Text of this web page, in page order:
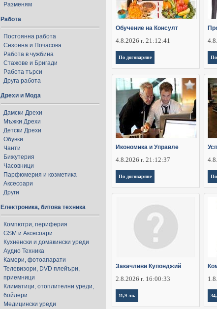
Разменям
Работа
Постоянна работа
Сезонна и Почасова
Работа в чужбина
Стажове и Бригади
Работа търси
Друга работа
Дрехи и Мода
Дамски Дрехи
Мъжки Дрехи
Детски Дрехи
Обувки
Чанти
Бижутерия
Часовници
Парфюмерия и козметика
Аксесоари
Други
Електроника, битова техника
Компютри, периферия
GSM и Аксесоари
Кухненски и домакински уреди
Аудио Техника
Камери, фотоапарати
Телевизори, DVD плейъри,
приемници
Климатици, отоплителни уреди,
бойлери
Медицински уреди
Обучение на Консулт
4.8.2026 г. 21:12:41
По договаряне По
Икономика и Управле
4.8.2026 г. 21:12:37
По договаряне По
Закачливи Купонджий
2.8.2026 г. 16:00:33
11,9 лв.